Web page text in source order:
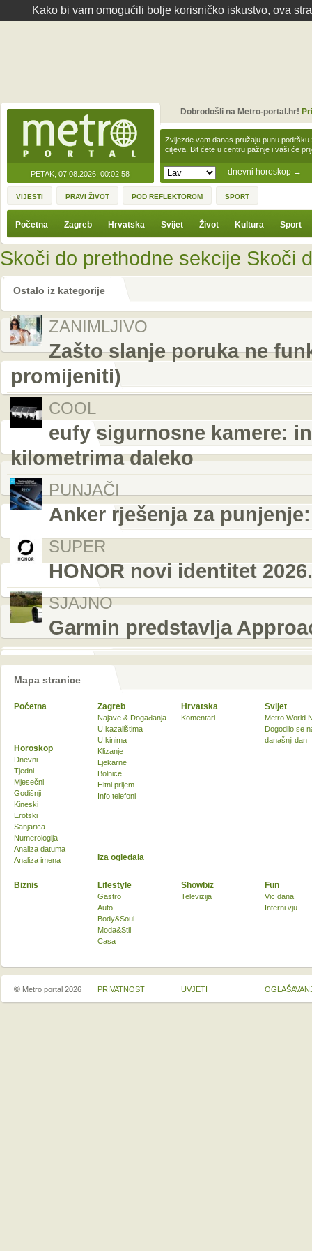
Kako bi vam omogućili bolje korisničko iskustvo, ova
PETAK, 07.08.2026. 00:02:58 dnevni horoskop →
Zvijezde vam danas pružaju punu
ciljeva. Bit ćete u centru pažnje i vaši će
Dobrodošli na Metro-portal.hr!
VIJESTI PRAVI ŽIVOT POD REFLEKTOROM SPORT
Početna Zagreb Hrvatska Svijet Život Kultura Sport
Skoči do prethodne sekcije Skoči
Ostalo iz kategorije
ZANIMLJIVO
Zašto slanje poruka ne
promijeniti)
COOL
eufy sigurnosne kamere:
kilometrima daleko
PUNJAČI
Anker rješenja za
SUPER
HONOR novi identitet 2026.
SJAJNO
Garmin predstavlja
Mapa stranice
Početna Zagreb
Najave & Događanja
U kazalištima
U kinima
Klizanje
Ljekarne
Bolnice
Hitni prijem
Info telefoni
Hrvatska
Komentari
Svijet
Metro World
Dogodilo se
današnji dan
Biznis Lifestyle
Gastro
Auto
Body&Soul
Moda&Stil
Casa
Showbiz
Televizija
Fun
Vic dana
Interni vju
Horoskop
Dnevni
Tjedni
Mjesečni
Godišnji
Kineski
Erotski
Sanjarica
Numerologija
Analiza datuma
Analiza imena
Iza ogledala
© Metro portal 2026 PRIVATNOST UVJETI